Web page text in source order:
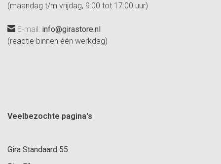
(maandag t/m vrijdag, 9:00 tot 17:00 uur)
E-mail: info@girastore.nl
(reactie binnen één werkdag)
Veelbezochte pagina's
Gira Standaard 55